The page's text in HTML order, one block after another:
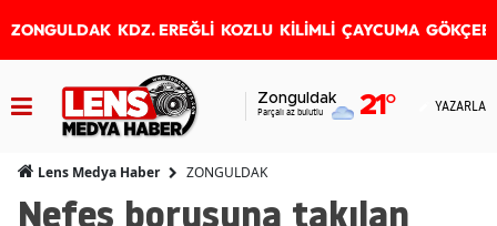
ZONGULDAK KDZ. EREĞLİ KOZLU KİLİMLİ ÇAYCUMA
Zonguldak
Parçalı az bulutlu 21° YAZARLAR
Lens Medya Haber ZONGULDAK
Nefes borusuna takılan